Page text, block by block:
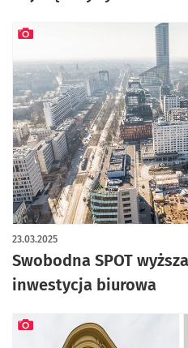
Swobodna SPOT
inwestycja biurowa
23.03.2025
artykuł z galerią zdjęć